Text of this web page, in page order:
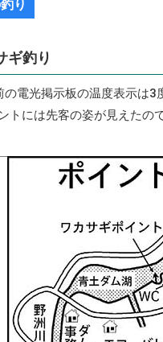
り
ギ釣り
電光掲示板の温度表示は
トには先客の姿が見えたの